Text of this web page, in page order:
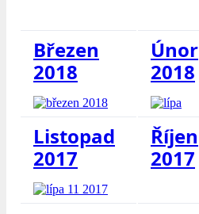
Březen
2018
Únor
2018
Listopad
2017
Říjen
2017